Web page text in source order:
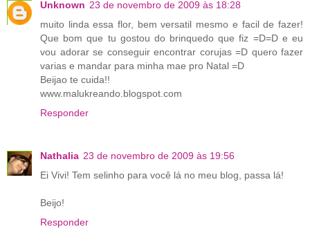
Unknown 23 de novembro de 2009 às 18:28
muito linda essa flor, bem versatil mesmo e facil de fazer!
Que bom que tu gostou do brinquedo que fiz =D=D e eu
vou adorar se conseguir encontrar corujas =D quero fazer
varias e mandar para minha mae pro Natal =D
Beijao te cuida!!
www.malukreando.blogspot.com
Responder
Nathalia 23 de novembro de 2009 às 19:56
Ei Vivi! Tem selinho para você lá no meu blog, passa lá!
Beijo!
Responder